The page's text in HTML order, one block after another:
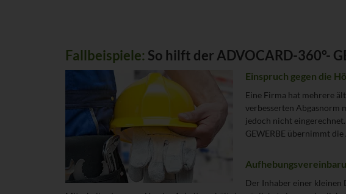
Fallbeispiele: So hilft der ADVOCARD-360°-
Einspruch gegen die
Eine Firma hat mehrere
verbesserten Abgasnorm
jedoch nicht
GEWERBE übernimmt
Der Inhaber einer kleinen